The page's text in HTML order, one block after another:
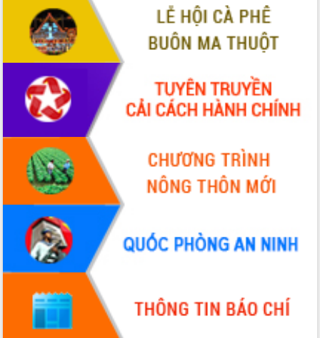
Tháo gỡ những vướng mắc, đẩy mạnh
công tác cải cách thủ tục hành chính
tại Trung tâm Phục vụ hành chính
công tỉnh
Đắk Lắk: Tôn vinh 46 giải pháp tại Hội
thi Sáng tạo Kỹ thuật 2024 - 2025
Đắk Lắk rà soát, điều chỉnh Đề án 190
về phát triển nuôi trồng thủy sản
Phó Chủ tịch UBND tỉnh Đắk Lắk
Trương Công Thái kiểm tra thực địa
Dự án cao tốc Khánh Hòa - Buôn Ma
Thuột
Định vị cà phê Việt Nam như một “di
sản sống” trong dòng chảy toàn cầu
Xây dựng nông thôn mới: Nâng cao đời
sống người dân từ những mô hình thiết
thực
Quyết liệt tháo gỡ vướng mắc, đẩy
nhanh tiến độ các dự án trọng điểm
trong Khu kinh tế Nam Phú Yên
Hòn Yến phát triển du lịch gắn với bảo
tồn biển